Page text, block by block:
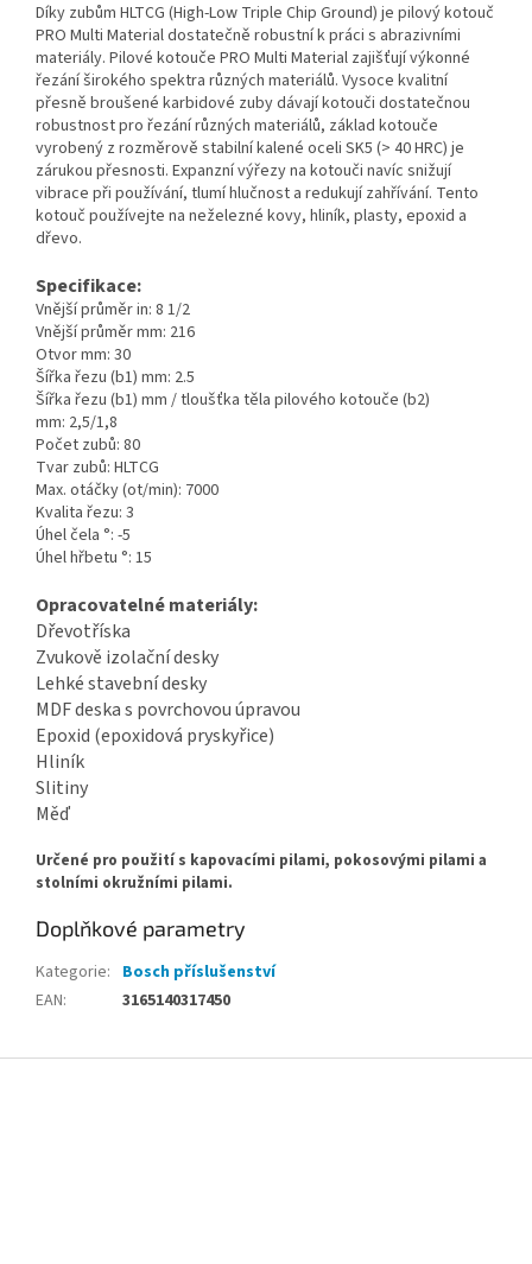
Díky zubům HLTCG (High-Low Triple Chip Ground) je pilový kotouč
PRO Multi Material dostatečně robustní k práci s abrazivními
materiály. Pilové kotouče PRO Multi Material zajišťují výkonné
řezání širokého spektra různých materiálů. Vysoce kvalitní
přesně broušené karbidové zuby dávají kotouči dostatečnou
robustnost pro řezání různých materiálů, základ kotouče
vyrobený z rozměrově stabilní kalené oceli SK5 (> 40 HRC) je
zárukou přesnosti. Expanzní výřezy na kotouči navíc snižují
vibrace při používání, tlumí hlučnost a redukují zahřívání. Tento
kotouč používejte na neželezné kovy, hliník, plasty, epoxid a
dřevo.
Specifikace:
Vnější průměr in: 8 1/2
Vnější průměr mm: 216
Otvor mm: 30
Šířka řezu (b1) mm: 2.5
Šířka řezu (b1) mm / tloušťka těla pilového kotouče (b2)
mm: 2,5/1,8
Počet zubů: 80
Tvar zubů: HLTCG
Max. otáčky (ot/min): 7000
Kvalita řezu: 3
Úhel čela °: -5
Úhel hřbetu °: 15
Opracovatelné materiály:
Dřevotříska
Zvukově izolační desky
Lehké stavební desky
MDF deska s povrchovou úpravou
Epoxid (epoxidová pryskyřice)
Hliník
Slitiny
Měď
Určené pro použití s kapovacími pilami, pokosovými pilami a
stolními okružními pilami.
Doplňkové parametry
Kategorie: Bosch příslušenství
EAN: 3165140317450